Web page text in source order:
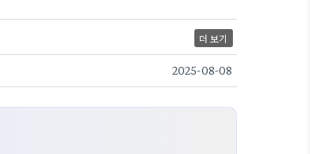
더 보기
2025-08-08